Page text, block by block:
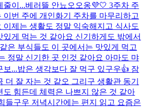
줄이...베러뜰 안뇨오오옹💜🤍 3주차 주
이번 주에 개인화기 주차를 마무리하고
이제는 생활도 정말 익숙해지고 식사도
게 먹는 것 같아요 신기하게도 밖에서
은 부식들도 이 곳에서는 맛있게 먹고
정말 신기한 곳 인것 같아요 아마도 먀
보...밥은 생각보다 잘 먹구 있구우👍 잠
더 잘 자는 것 같오 그리구 생활관 동기
도 힘든데 체력은 나쁘지 않은 것 같아
들구우 저녁시간에는 편지 읽고 요즘은